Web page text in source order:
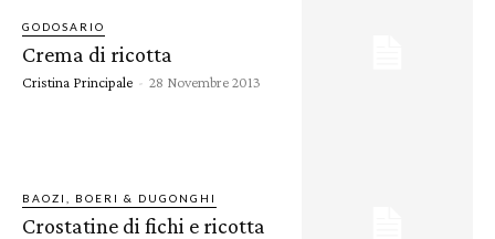
GODOSARIO
Crema di ricotta
Cristina Principale - 28 Novembre 2013
BAOZI, BOERI & DUGONGHI
Crostatine di fichi e ricotta